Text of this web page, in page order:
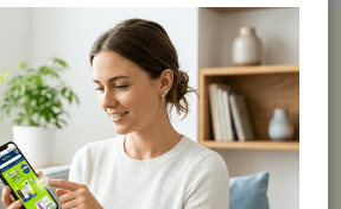
y recibepromociones
!